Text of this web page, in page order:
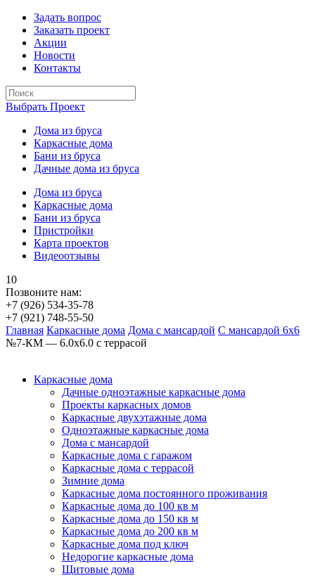
Задать вопрос
Заказать проект
Акции
Новости
Контакты
Выбрать Проект
Дома из бруса
Каркасные дома
Бани из бруса
Дачные дома из бруса
Дома из бруса
Каркасные дома
Бани из бруса
Пристройки
Карта проектов
Видеоотзывы
10
Позвоните нам:
+7 (926) 534-35-78
+7 (921) 748-55-50
Главная Каркасные дома Дома с мансардой C мансардой 6х6
№7-КМ — 6.0х6.0 с террасой
Каркасные дома
Дачные одноэтажные каркасные дома
Проекты каркасных домов
Каркасные двухэтажные дома
Одноэтажные каркасные дома
Дома с мансардой
Каркасные дома с гаражом
Каркасные дома с террасой
Зимние дома
Каркасные дома постоянного проживания
Каркасные дома до 100 кв м
Каркасные дома до 150 кв м
Каркасные дома до 200 кв м
Каркасные дома под ключ
Недорогие каркасные дома
Щитовые дома